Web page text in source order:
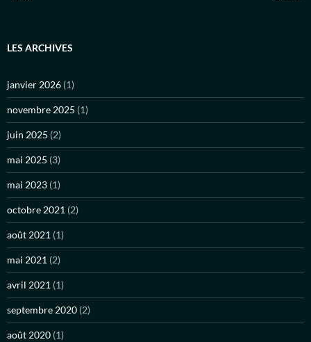
LES ARCHIVES
janvier 2026 (1)
novembre 2025 (1)
juin 2025 (2)
mai 2025 (3)
mai 2023 (1)
octobre 2021 (2)
août 2021 (1)
mai 2021 (2)
avril 2021 (1)
septembre 2020 (2)
août 2020 (1)